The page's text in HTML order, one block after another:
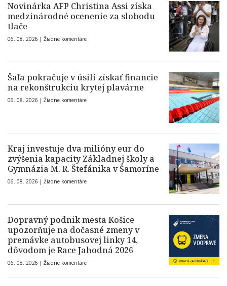
Novinárka AFP Christina Assi získa
medzinárodné ocenenie za slobodu
tlače
06. 08. 2026 | Žiadne komentáre
Šaľa pokračuje v úsilí získať financie
na rekonštrukciu krytej plavárne
06. 08. 2026 | Žiadne komentáre
Kraj investuje dva milióny eur do
zvýšenia kapacity Základnej školy a
Gymnázia M. R. Štefánika v Šamoríne
06. 08. 2026 | Žiadne komentáre
Dopravný podnik mesta Košice
upozorňuje na dočasné zmeny v
premávke autobusovej linky 14,
dôvodom je Race Jahodná 2026
06. 08. 2026 | Žiadne komentáre